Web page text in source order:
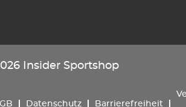
Insider Sportshop
Datenschutz Barrierefreiheit